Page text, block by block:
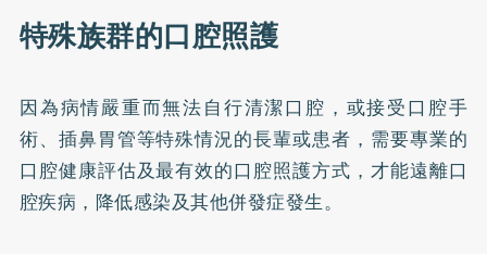
特殊族群的口腔照護
因為病情嚴重而無法自行清潔口腔，或接受口腔手
術、插鼻胃管等特殊情況的長輩或患者，需要專業的
口腔健康評估及最有效的口腔照護方式，才能遠離口
腔疾病，降低感染及其他併發症發生。